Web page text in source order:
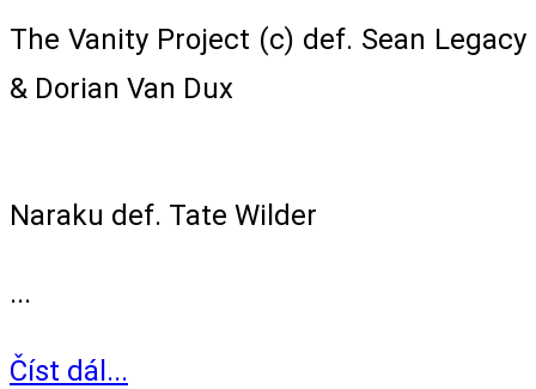
The Vanity Project (c) def. Sean Legacy
& Dorian Van Dux
Naraku def. Tate Wilder
...
Číst dál...